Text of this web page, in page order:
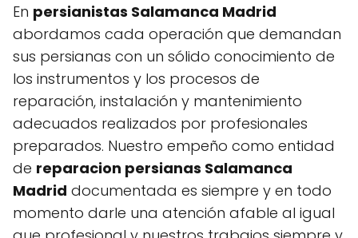
En persianistas Salamanca Madrid
abordamos cada operación que demandan
sus persianas con un sólido conocimiento de
los instrumentos y los procesos de
reparación, instalación y mantenimiento
adecuados realizados por profesionales
preparados. Nuestro empeño como entidad
de reparacion persianas Salamanca
Madrid documentada es siempre y en todo
momento darle una atención afable al igual